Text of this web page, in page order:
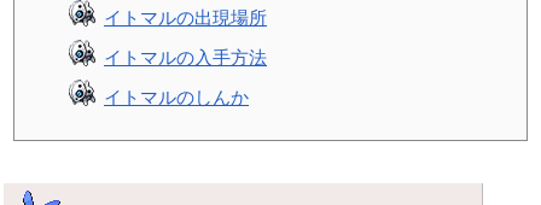
イトマルの出現場所
イトマルの入手方法
イトマルのしんか